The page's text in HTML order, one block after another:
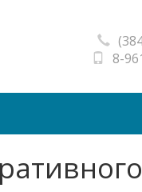
8-